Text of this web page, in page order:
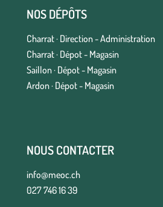
NOS DÉPÔTS
Charrat · Direction - Administration
Charrat · Dépot - Magasin
Saillon · Dépot - Magasin
Ardon · Dépot - Magasin
NOUS CONTACTER
info@meoc.ch
027 746 16 39